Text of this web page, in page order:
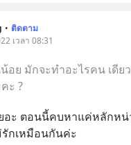
• ติดตาม
เวลา 08:31
อย มักจะทำอะไรคน เดีย
ะ ?
อะ ตอนนี้คบหาแค่หลักหน่
กเหมือนกันค่ะ